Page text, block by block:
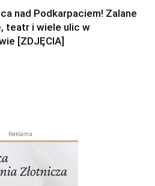
nad Podkarpaciem! Zalane
teatr i wiele ulic w
[ZDJĘCIA]
Reklama